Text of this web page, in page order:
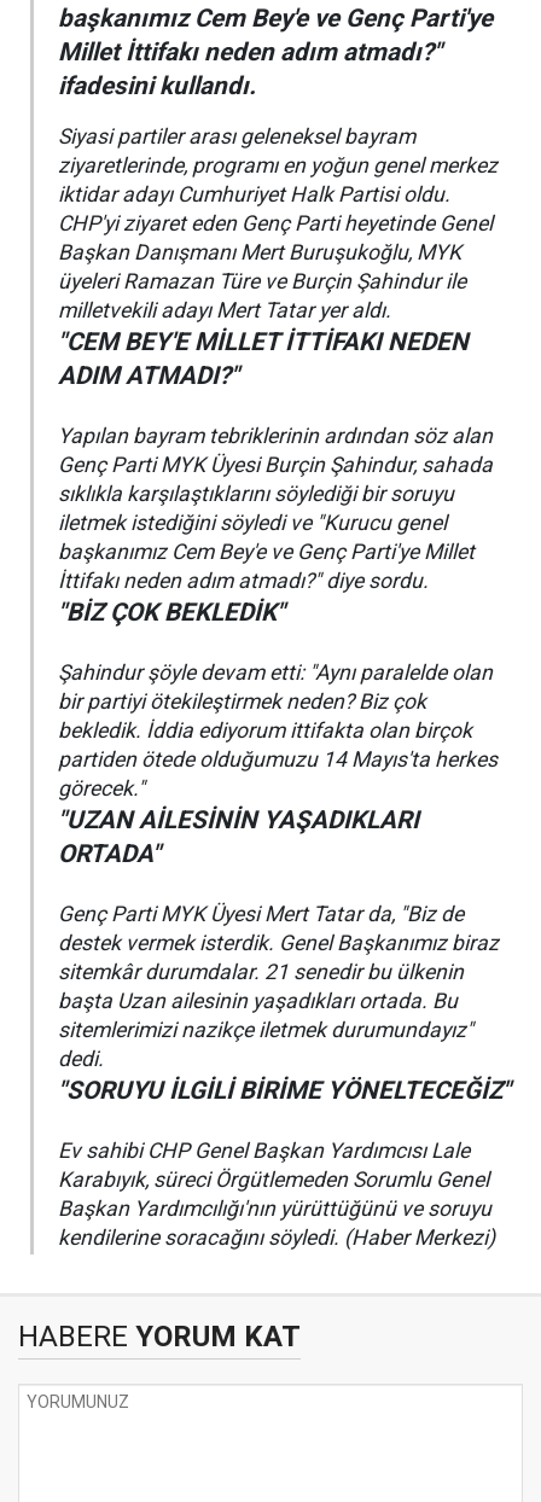
başkanımız Cem Bey'e ve Genç Parti'ye
Millet İttifakı neden adım atmadı?"
ifadesini kullandı.
Siyasi partiler arası geleneksel bayram
ziyaretlerinde, programı en yoğun genel merkez
iktidar adayı Cumhuriyet Halk Partisi oldu.
CHP'yi ziyaret eden Genç Parti heyetinde Genel
Başkan Danışmanı Mert Buruşukoğlu, MYK
üyeleri Ramazan Türe ve Burçin Şahindur ile
milletvekili adayı Mert Tatar yer aldı.
"CEM BEY'E MİLLET İTTİFAKI NEDEN
ADIM ATMADI?"
Yapılan bayram tebriklerinin ardından söz alan
Genç Parti MYK Üyesi Burçin Şahindur, sahada
sıklıkla karşılaştıklarını söylediği bir soruyu
iletmek istediğini söyledi ve "Kurucu genel
başkanımız Cem Bey'e ve Genç Parti'ye Millet
İttifakı neden adım atmadı?" diye sordu.
"BİZ ÇOK BEKLEDİK"
Şahindur şöyle devam etti: "Aynı paralelde olan
bir partiyi ötekileştirmek neden? Biz çok
bekledik. İddia ediyorum ittifakta olan birçok
partiden ötede olduğumuzu 14 Mayıs'ta herkes
görecek."
"UZAN AİLESİNİN YAŞADIKLARI
ORTADA"
Genç Parti MYK Üyesi Mert Tatar da, "Biz de
destek vermek isterdik. Genel Başkanımız biraz
sitemkâr durumdalar. 21 senedir bu ülkenin
başta Uzan ailesinin yaşadıkları ortada. Bu
sitemlerimizi nazikçe iletmek durumundayız"
dedi.
"SORUYU İLGİLİ BİRİME YÖNELTECEĞİZ"
Ev sahibi CHP Genel Başkan Yardımcısı Lale
Karabıyık, süreci Örgütlemeden Sorumlu Genel
Başkan Yardımcılığı'nın yürüttüğünü ve soruyu
kendilerine soracağını söyledi. (Haber Merkezi)
HABERE YORUM KAT